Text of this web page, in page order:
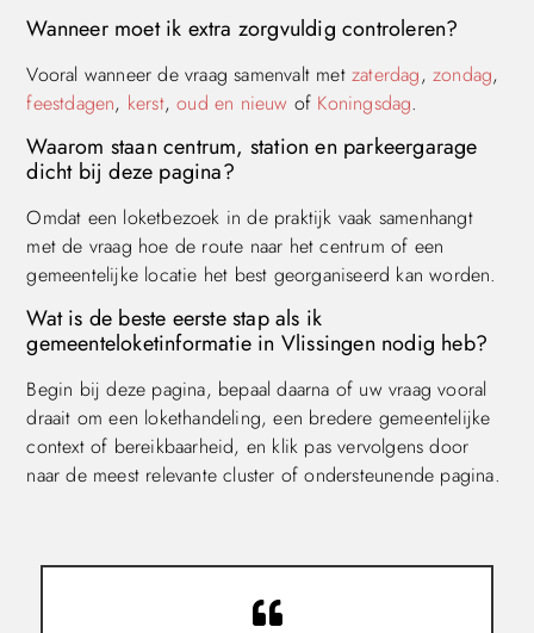
Wanneer moet ik extra zorgvuldig controleren?
Vooral wanneer de vraag samenvalt met zaterdag,zondag,
feestdagen, kerst,oud en nieuw of Koningsdag.
Waarom staan centrum, station en parkeergarage
dicht bij deze pagina?
Omdat een loketbezoek in de praktijk vaak samenhangt
met de vraag hoe de route naar het centrum of een
gemeentelijke locatie het best georganiseerd kan worden.
Wat is de beste eerste stap als ik
gemeenteloketinformatie in Vlissingen nodig heb?
Begin bij deze pagina, bepaal daarna of uw vraag vooral
draait om een lokethandeling, een bredere gemeentelijke
context of bereikbaarheid, en klik pas vervolgens door
naar de meest relevante cluster of ondersteunende pagina.